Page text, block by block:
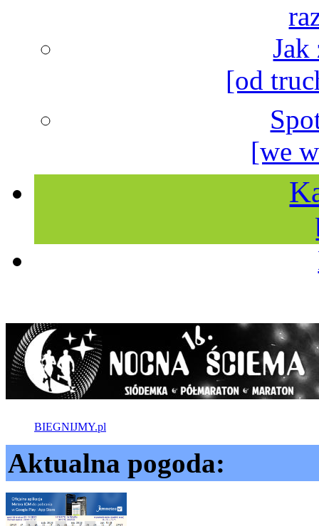
Jak
[od
[we
BIEGNIJMY.pl
Aktualna pogoda: